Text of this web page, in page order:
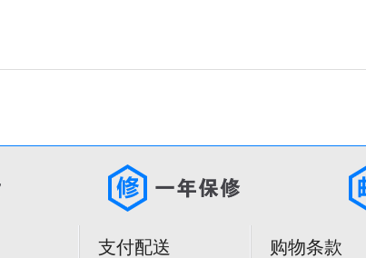
支付配送 购物条款